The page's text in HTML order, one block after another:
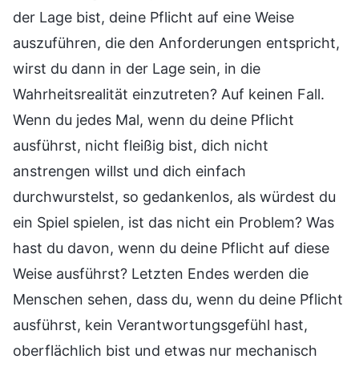
der Lage bist, deine Pflicht auf eine Weise
auszuführen, die den Anforderungen entspricht,
wirst du dann in der Lage sein, in die
Wahrheitsrealität einzutreten? Auf keinen Fall.
Wenn du jedes Mal, wenn du deine Pflicht
ausführst, nicht fleißig bist, dich nicht
anstrengen willst und dich einfach
durchwurstelst, so gedankenlos, als würdest du
ein Spiel spielen, ist das nicht ein Problem? Was
hast du davon, wenn du deine Pflicht auf diese
Weise ausführst? Letzten Endes werden die
Menschen sehen, dass du, wenn du deine Pflicht
ausführst, kein Verantwortungsgefühl hast,
oberflächlich bist und etwas nur mechanisch